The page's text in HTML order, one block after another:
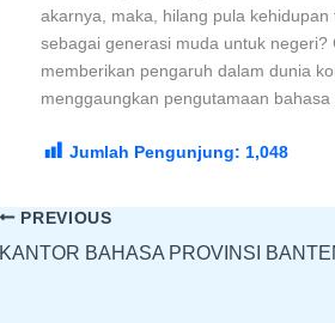
akarnya, maka, hilang pula
sebagai generasi muda untuk
memberikan pengaruh dalam dunia
menggaungkan pengutamaan
Jumlah Pengunjung: 1,048
PREVIOUS
KANTOR BAHASA PROVINSI